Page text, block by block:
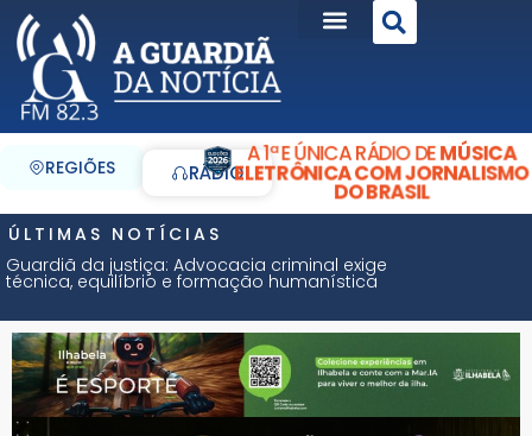
REGIÕES RÁDIO
A 1ª E ÚNICA RÁDIO DEMÚSICA
ELETRÔNICA COM JORNALISMO
DO BRASIL
ÚLTIMAS NOTÍCIAS
Guardiã da justiça: Advocacia criminal exige
técnica, equilíbrio e formação humanística